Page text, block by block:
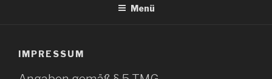
Menü
IMPRESSUM